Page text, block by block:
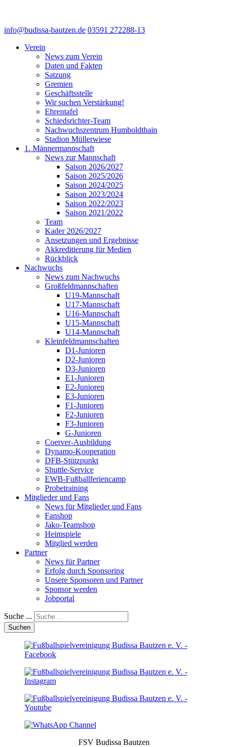
info@budissa-bautzen.de 03591 272288-13
Verein
News zum Verein
Daten und Fakten
Satzung
Gremien
Geschäftsstelle
Wir suchen Verstärkung!
Ehrentafel
Schiedsrichter-Team
Nachwuchszentrum Humboldthain
Stadion Müllerwiese
1. Männermannschaft
News zur Mannschaft
Saison 2026/2027
Saison 2025/2026
Saison 2024/2025
Saison 2023/2024
Saison 2022/2023
Saison 2021/2022
Team
Kader 2026/2027
Ansetzungen und Ergebnisse
Akkreditierung für Medien
Rückblick
Nachwuchs
News zum Nachwuchs
Großfeldmannschaften
U19-Mannschaft
U17-Mannschaft
U16-Mannschaft
U15-Mannschaft
U14-Mannschaft
Kleinfeldmannschaften
D1-Junioren
D2-Junioren
D3-Junioren
E1-Junioren
E2-Junioren
E3-Junioren
F1-Junioren
F2-Junioren
F3-Junioren
G-Junioren
Coerver-Ausbildung
Dynamo-Kooperation
DFB-Stützpunkt
Shuttle-Service
EWB-Fußballferiencamp
Probetraining
Mitglieder und Fans
News für Mitglieder und Fans
Fanshop
Jako-Teamshop
Heimspiele
Mitglied werden
Partner
News für Partner
Erfolg durch Sponsoring
Unsere Sponsoren und Partner
Sponsor werden
Jobportal
Suche ...
Suchen
FSV Budissa Bautzen